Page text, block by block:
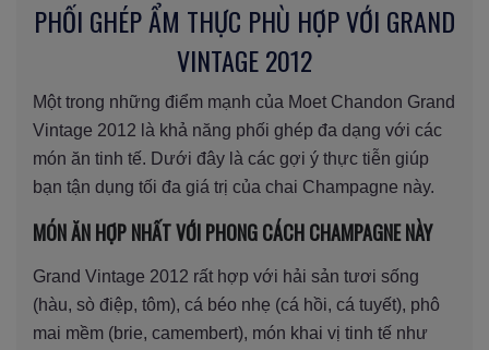
PHỐI GHÉP ẨM THỰC PHÙ HỢP VỚI GRAND
VINTAGE 2012
Một trong những điểm mạnh của Moet Chandon Grand
Vintage 2012 là khả năng phối ghép đa dạng với các
món ăn tinh tế. Dưới đây là các gợi ý thực tiễn giúp
bạn tận dụng tối đa giá trị của chai Champagne này.
MÓN ĂN HỢP NHẤT VỚI PHONG CÁCH CHAMPAGNE NÀY
Grand Vintage 2012 rất hợp với hải sản tươi sống
(hàu, sò điệp, tôm), cá béo nhẹ (cá hồi, cá tuyết), phô
mai mềm (brie, camembert), món khai vị tinh tế như